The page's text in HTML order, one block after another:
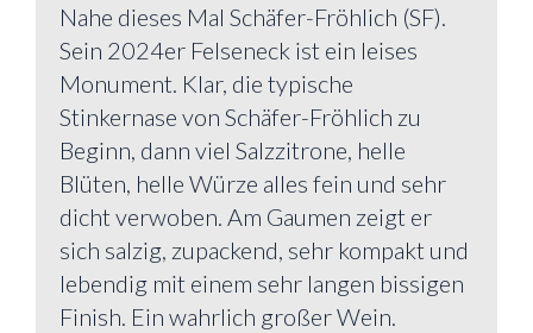
Nahe dieses Mal Schäfer-Fröhlich (SF).
Sein 2024er Felseneck ist ein leises
Monument. Klar, die typische
Stinkernase von Schäfer-Fröhlich zu
Beginn, dann viel Salzzitrone, helle
Blüten, helle Würze alles fein und sehr
dicht verwoben. Am Gaumen zeigt er
sich salzig, zupackend, sehr kompakt und
lebendig mit einem sehr langen bissigen
Finish. Ein wahrlich großer Wein.